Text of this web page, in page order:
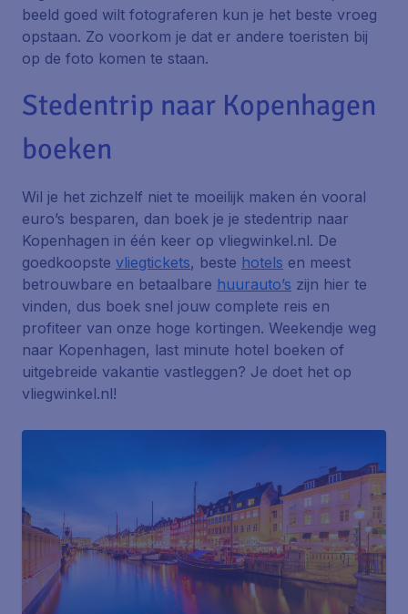
beeld goed wilt fotograferen kun je het beste vroeg
opstaan. Zo voorkom je dat er andere toeristen bij
op de foto komen te staan.
Stedentrip naar Kopenhagen
boeken
Wil je het zichzelf niet te moeilijk maken én vooral
euro’s besparen, dan boek je je stedentrip naar
Kopenhagen in één keer op vliegwinkel.nl. De
goedkoopste vliegtickets, beste hotels en meest
betrouwbare en betaalbare huurauto’s zijn hier te
vinden, dus boek snel jouw complete reis en
profiteer van onze hoge kortingen. Weekendje weg
naar Kopenhagen, last minute hotel boeken of
uitgebreide vakantie vastleggen? Je doet het op
vliegwinkel.nl!